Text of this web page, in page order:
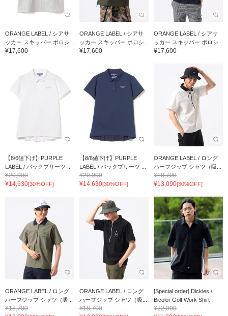
ORANGE LABEL / シアサ
ッカー スキッパー ポロシ...
¥17,600
ORANGE LABEL / シアサ
ッカー スキッパー ポロシ...
¥17,600
ORANGE LABEL / シアサ
ッカー スキッパー ポロシ...
¥17,600
【8/6値下げ】PURPLE
LABEL / バックプリーツ ...
¥20,900
¥14,630[30%OFF]
【8/6値下げ】PURPLE
LABEL / バックプリーツ ...
¥20,900
¥14,630[30%OFF]
ORANGE LABEL / ロング
ハーフジップ シャツ（吸...
¥18,700
¥13,090[30%OFF]
ORANGE LABEL / ロング
ハーフジップ シャツ（吸...
¥18,700
ORANGE LABEL / ロング
ハーフジップ シャツ（吸...
¥18,700
[Special order] Dickies /
Bicolor Golf Work Shirt
¥22,000